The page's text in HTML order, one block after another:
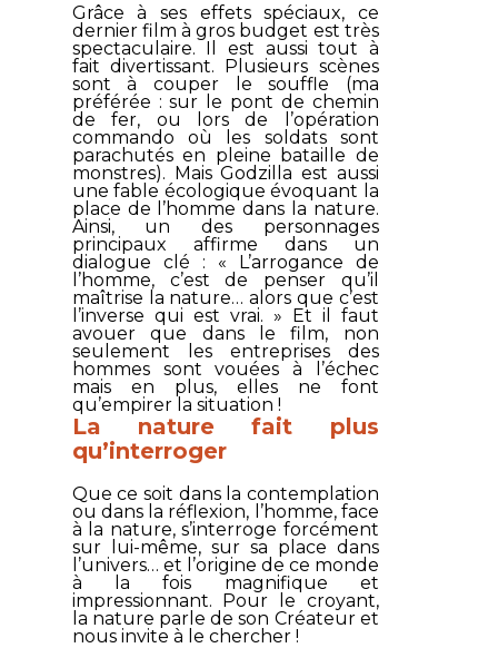
Grâce à ses effets spéciaux, ce
dernier film à gros budget est très
spectaculaire. Il est aussi tout à
fait divertissant. Plusieurs scènes
sont à couper le souffle (ma
préférée : sur le pont de chemin
de fer, ou lors de l’opération
commando où les soldats sont
parachutés en pleine bataille de
monstres). MaisGodzilla est aussi
une fable écologique évoquant la
place de l’homme dans la nature.
Ainsi, un des personnages
principaux affirme dans un
dialogue clé : « L’arrogance de
l’homme, c’est de penser qu’il
maîtrise la nature… alors que c’est
l’inverse qui est vrai. » Et il faut
avouer que dans le film, non
seulement les entreprises des
hommes sont vouées à l’échec
mais en plus, elles ne font
qu’empirer la situation !
La nature fait plus
qu’interroger
Que ce soit dans la contemplation
ou dans la réflexion, l’homme, face
à la nature, s’interroge forcément
sur lui-même, sur sa place dans
l’univers… et l’origine de ce monde
à la fois magnifique et
impressionnant. Pour le croyant,
la nature parle de son Créateur et
nous invite à le chercher !